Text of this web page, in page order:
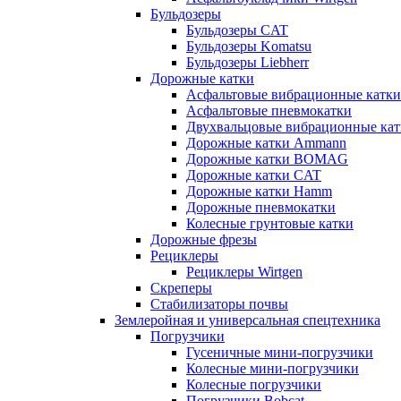
Бульдозеры
Бульдозеры CAT
Бульдозеры Komatsu
Бульдозеры Liebherr
Дорожные катки
Асфальтовые вибрационные катки
Асфальтовые пневмокатки
Двухвальцовые вибрационные
Дорожные катки Ammann
Дорожные катки BOMAG
Дорожные катки CAT
Дорожные катки Hamm
Дорожные пневмокатки
Колесные грунтовые катки
Дорожные фрезы
Рециклеры
Рециклеры Wirtgen
Скреперы
Стабилизаторы почвы
Землеройная и универсальная спецтехника
Погрузчики
Гусеничные мини-погрузчики
Колесные мини-погрузчики
Колесные погрузчики